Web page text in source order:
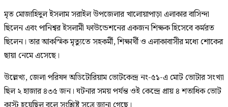
মৃত মোজাহিদুল ইসলাম সরাইল উপজেলার খালোয়াপাড়া এলাকার বাসিন্দা
ছিলেন এবং পানিশ্বর ইসলামী ফাউন্ডেশনের একজন শিক্ষক হিসেবে কর্মরত
ছিলেন। তার আকস্মিক মৃত্যুতে সহকর্মী, শিক্ষার্থী ও এলাকাবাসীর মধ্যে শোকের
ছায়া নেমে এসেছে।
উল্লেখ্য, জেলা পরিষদ অডিটোরিয়াম ভোটকেন্দ্র নং-৫১-এ মোট ভোটার সংখ্যা
ছিল ২ হাজার ৪৩৫ জন। ঘটনার সময় পর্যন্ত ওই কেন্দ্রে প্রায় ৪ শতাধিক ভোট